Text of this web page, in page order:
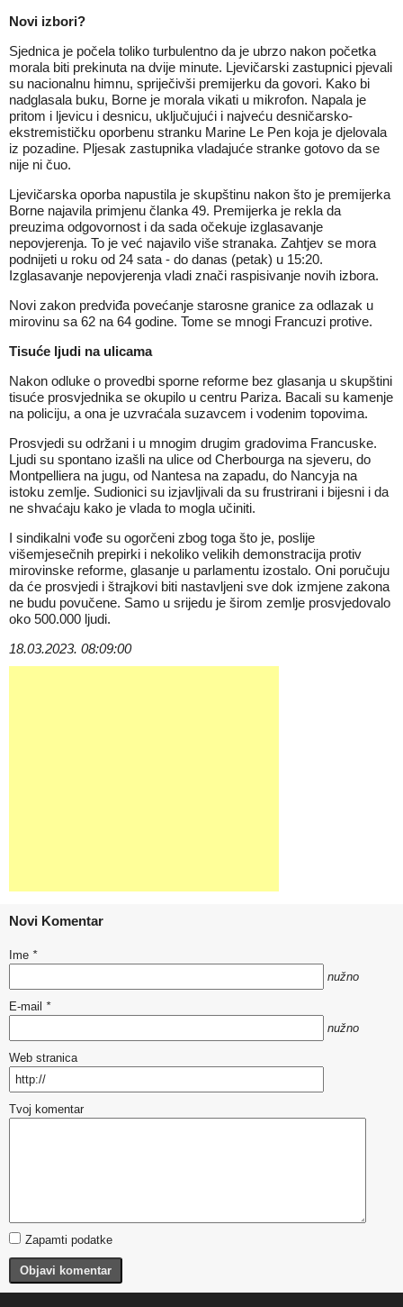
Novi izbori?
Sjednica je počela toliko turbulentno da je ubrzo nakon početka
morala biti prekinuta na dvije minute. Ljevičarski zastupnici pjevali
su nacionalnu himnu, spriječivši premijerku da govori. Kako bi
nadglasala buku, Borne je morala vikati u mikrofon. Napala je
pritom i ljevicu i desnicu, uključujući i najveću desničarsko-
ekstremističku oporbenu stranku Marine Le Pen koja je djelovala
iz pozadine. Pljesak zastupnika vladajuće stranke gotovo da se
nije ni čuo.
Ljevičarska oporba napustila je skupštinu nakon što je premijerka
Borne najavila primjenu članka 49. Premijerka je rekla da
preuzima odgovornost i da sada očekuje izglasavanje
nepovjerenja. To je već najavilo više stranaka. Zahtjev se mora
podnijeti u roku od 24 sata - do danas (petak) u 15:20.
Izglasavanje nepovjerenja vladi znači raspisivanje novih izbora.
Novi zakon predviđa povećanje starosne granice za odlazak u
mirovinu sa 62 na 64 godine. Tome se mnogi Francuzi protive.
Tisuće ljudi na ulicama
Nakon odluke o provedbi sporne reforme bez glasanja u skupštini
tisuće prosvjednika se okupilo u centru Pariza. Bacali su kamenje
na policiju, a ona je uzvraćala suzavcem i vodenim topovima.
Prosvjedi su održani i u mnogim drugim gradovima Francuske.
Ljudi su spontano izašli na ulice od Cherbourga na sjeveru, do
Montpelliera na jugu, od Nantesa na zapadu, do Nancyja na
istoku zemlje. Sudionici su izjavljivali da su frustrirani i bijesni i da
ne shvaćaju kako je vlada to mogla učiniti.
I sindikalni vođe su ogorčeni zbog toga što je, poslije
višemjesečnih prepirki i nekoliko velikih demonstracija protiv
mirovinske reforme, glasanje u parlamentu izostalo. Oni poručuju
da će prosvjedi i štrajkovi biti nastavljeni sve dok izmjene zakona
ne budu povučene. Samo u srijedu je širom zemlje prosvjedovalo
oko 500.000 ljudi.
18.03.2023. 08:09:00
Novi Komentar
Ime *
nužno
E-mail *
nužno
Web stranica
Tvoj komentar
Zapamti podatke
Objavi komentar